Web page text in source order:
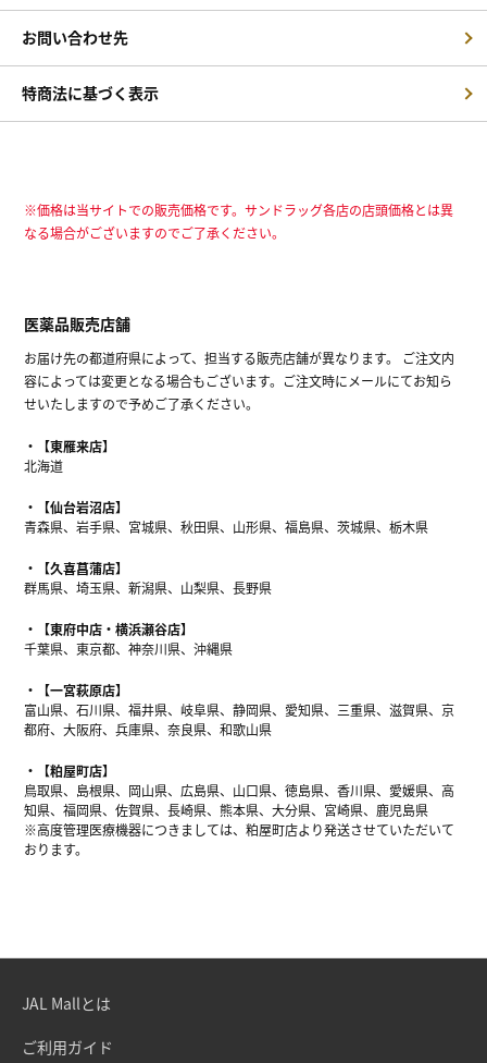
お問い合わせ先
特商法に基づく表示
※価格は当サイトでの販売価格です。サンドラッグ各店の店頭価格とは異
なる場合がございますのでご了承ください。
医薬品販売店舗
お届け先の都道府県によって、担当する販売店舗が異なります。 ご注文内
容によっては変更となる場合もございます。ご注文時にメールにてお知ら
せいたしますので予めご了承ください。
【東雁来店】
北海道
【仙台岩沼店】
青森県、岩手県、宮城県、秋田県、山形県、福島県、茨城県、栃木県
【久喜菖蒲店】
群馬県、埼玉県、新潟県、山梨県、長野県
【東府中店・横浜瀬谷店】
千葉県、東京都、神奈川県、沖縄県
【一宮萩原店】
富山県、石川県、福井県、岐阜県、静岡県、愛知県、三重県、滋賀県、京
都府、大阪府、兵庫県、奈良県、和歌山県
【粕屋町店】
鳥取県、島根県、岡山県、広島県、山口県、徳島県、香川県、愛媛県、高
知県、福岡県、佐賀県、長崎県、熊本県、大分県、宮崎県、鹿児島県
※高度管理医療機器につきましては、粕屋町店より発送させていただいて
おります。
JAL Mallとは
ご利用ガイド